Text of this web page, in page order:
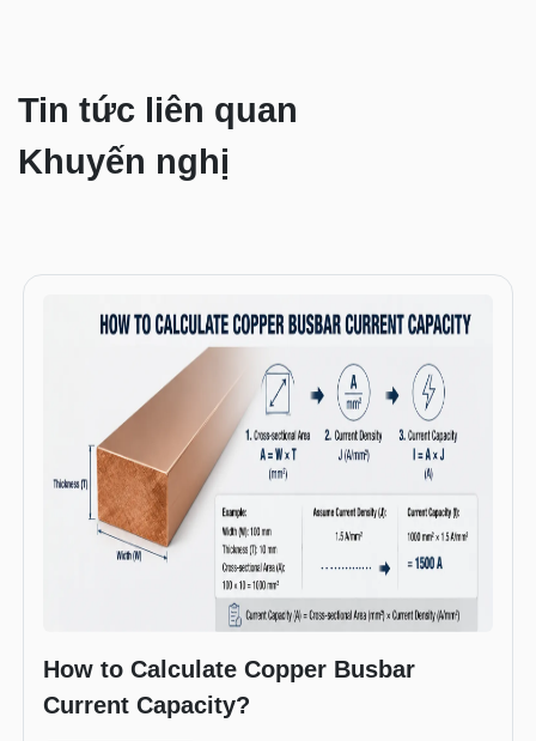
Tin tức liên quan
Khuyến nghị
How to Calculate Copper Busbar
Current Capacity?